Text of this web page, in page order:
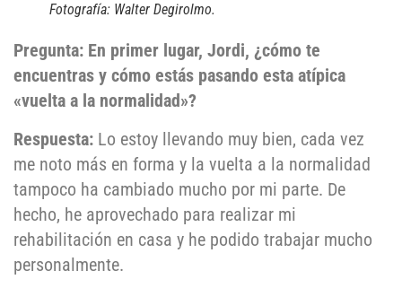
Fotografía: Walter Degirolmo.
Pregunta: En primer lugar, Jordi, ¿cómo te
encuentras y cómo estás pasando esta atípica
«vuelta a la normalidad»?
Respuesta: Lo estoy llevando muy bien, cada vez
me noto más en forma y la vuelta a la normalidad
tampoco ha cambiado mucho por mi parte. De
hecho, he aprovechado para realizar mi
rehabilitación en casa y he podido trabajar mucho
personalmente.